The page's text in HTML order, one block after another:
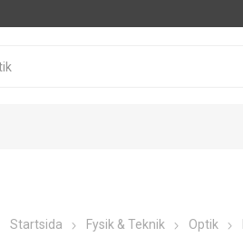
Startsida Fysik & Teknik Optik